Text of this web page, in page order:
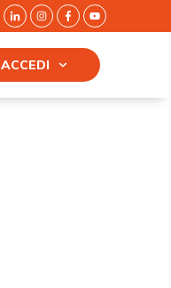
ACCEDI